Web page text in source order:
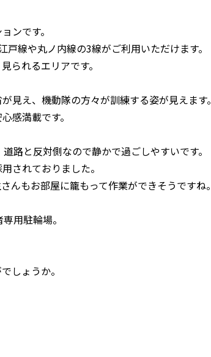
ンです。
線や丸ノ内線の3線がご利用いただけます。
られるエリアです。
見え、機動隊の方々が訓練する姿が見えます。
感満載です。
路と反対側なので静かで過ごしやすいです。
されておりました。
んもお部屋に籠もって作業ができそうですね。
用駐輪場。
しょうか。